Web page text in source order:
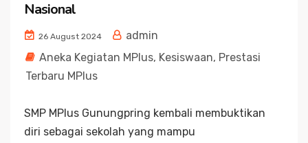
Nasional
26 August 2024
admin
Aneka Kegiatan MPlus, Kesiswaan, Prestasi
Terbaru MPlus
SMP MPlus Gunungpring kembali membuktikan
diri sebagai sekolah yang mampu